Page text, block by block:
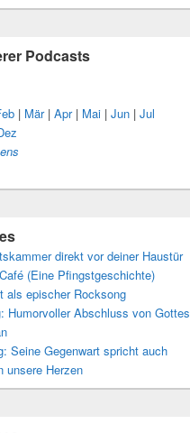
Podcasts
| Mär| Apr| Mai | Jun | Jul
direkt vor deiner Haustür
(Eine Pfingstgeschichte)
als epischer Rocksong
Humorvoller Abschluss von Gottes
Seine Gegenwart spricht auch
unsere Herzen